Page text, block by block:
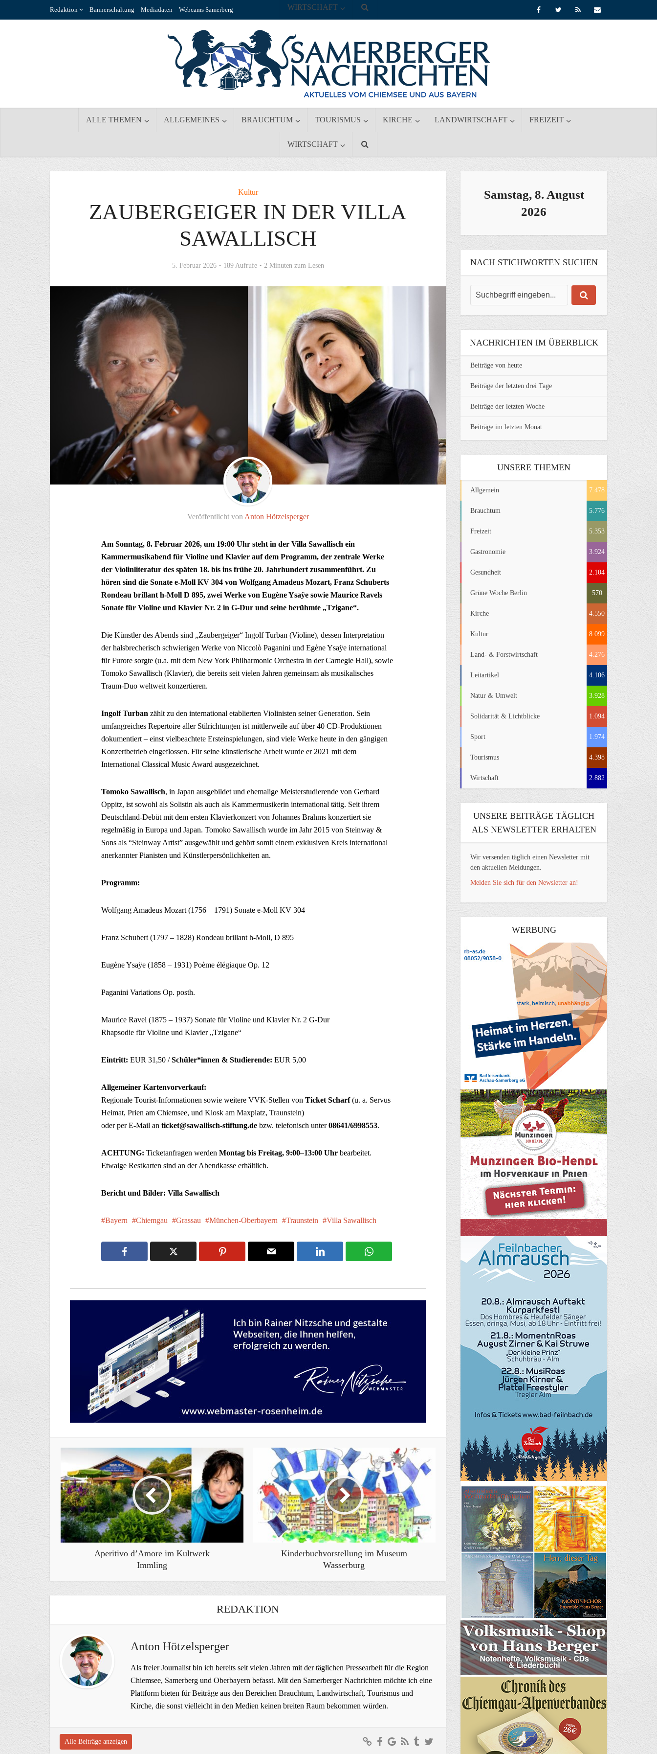
Redaktion Bannerschaltung Mediadaten Webcams Samerberg
ALLE THEMEN ALLGEMEINES BRAUCHTUM TOURISMUS KIRCHE LANDWIRTSCHAFT FREIZEIT
WIRTSCHAFT
WIRTSCHAFT
Kultur
ZAUBERGEIGER IN DER VILLA
SAWALLISCH
5. Februar 2026 189 Aufrufe 2 Minuten zum Lesen
Veröffentlicht von Anton Hötzelsperger
Am Sonntag, 8. Februar 2026, um 19:00 Uhr steht in der Villa Sawallisch ein
Kammermusikabend für Violine und Klavier auf dem Programm, der zentrale Werke
der Violinliteratur des späten 18. bis ins frühe 20. Jahrhundert zusammenführt. Zu
hören sind die Sonate e-Moll KV 304 von Wolfgang Amadeus Mozart, Franz Schuberts
Rondeau brillant h-Moll D 895, zwei Werke von Eugène Ysaÿe sowie Maurice Ravels
Sonate für Violine und Klavier Nr. 2 in G-Dur und seine berühmte „Tzigane“.
Die Künstler des Abends sind „Zaubergeiger“ Ingolf Turban (Violine), dessen Interpretation
der halsbrecherisch schwierigen Werke von Niccolò Paganini und Egène Ysaÿe international
für Furore sorgte (u.a. mit dem New York Philharmonic Orchestra in der Carnegie Hall), sowie
Tomoko Sawallisch (Klavier), die bereits seit vielen Jahren gemeinsam als musikalisches
Traum-Duo weltweit konzertieren.
Ingolf Turban zählt zu den international etablierten Violinisten seiner Generation. Sein
umfangreiches Repertoire aller Stilrichtungen ist mittlerweile auf über 40 CD-Produktionen
dokumentiert – einst vielbeachtete Ersteinspielungen, sind viele Werke heute in den gängigen
Konzertbetrieb eingeflossen. Für seine künstlerische Arbeit wurde er 2021 mit dem
International Classical Music Award ausgezeichnet.
Tomoko Sawallisch, in Japan ausgebildet und ehemalige Meisterstudierende von Gerhard
Oppitz, ist sowohl als Solistin als auch als Kammermusikerin international tätig. Seit ihrem
Deutschland-Debüt mit dem ersten Klavierkonzert von Johannes Brahms konzertiert sie
regelmäßig in Europa und Japan. Tomoko Sawallisch wurde im Jahr 2015 von Steinway &
Sons als “Steinway Artist” ausgewählt und gehört somit einem exklusiven Kreis international
anerkannter Pianisten und Künstlerpersönlichkeiten an.
Programm:
Wolfgang Amadeus Mozart (1756 – 1791) Sonate e-Moll KV 304
Franz Schubert (1797 – 1828) Rondeau brillant h-Moll, D 895
Eugène Ysaÿe (1858 – 1931) Poème élégiaque Op. 12
Paganini Variations Op. posth.
Maurice Ravel (1875 – 1937) Sonate für Violine und Klavier Nr. 2 G-Dur
Rhapsodie für Violine und Klavier „Tzigane“
Eintritt: EUR 31,50 /Schüler*innen & Studierende: EUR 5,00
Allgemeiner Kartenvorverkauf:
Regionale Tourist-Informationen sowie weitere VVK-Stellen von Ticket Scharf(u. a. Servus
Heimat, Prien am Chiemsee, und Kiosk am Maxplatz, Traunstein)
oder per E-Mail an ticket@sawallisch-stiftung.de bzw. telefonisch unter08641/6998553.
ACHTUNG: Ticketanfragen werden Montag bis Freitag, 9:00–13:00 Uhr bearbeitet.
Etwaige Restkarten sind an der Abendkasse erhältlich.
Bericht und Bilder: Villa Sawallisch
Bayern Chiemgau Grassau München-Oberbayern Traunstein Villa Sawallisch
Aperitivo d’Amore im Kultwerk
Immling
Kinderbuchvorstellung im Museum
Wasserburg
REDAKTION
Anton Hötzelsperger
Als freier Journalist bin ich bereits seit vielen Jahren mit der täglichen Pressearbeit für die Region
Chiemsee, Samerberg und Oberbayern befasst. Mit den Samerberger Nachrichten möchte ich eine
Plattform bieten für Beiträge aus den Bereichen Brauchtum, Landwirtschaft, Tourismus und
Kirche, die sonst vielleicht in den Medien keinen breiten Raum bekommen würden.
Alle Beiträge anzeigen
Samstag, 8. August
2026
NACH STICHWORTEN SUCHEN
NACHRICHTEN IM ÜBERBLICK
Beiträge von heute
Beiträge der letzten drei Tage
Beiträge der letzten Woche
Beiträge im letzten Monat
UNSERE THEMEN
Allgemein 7.478
Brauchtum 5.776
Freizeit 5.353
Gastronomie 3.924
Gesundheit 2.104
Grüne Woche Berlin 570
Kirche 4.550
Kultur 8.099
Land- & Forstwirtschaft 4.276
Leitartikel 4.106
Natur & Umwelt 3.928
Solidarität & Lichtblicke 1.094
Sport 1.974
Tourismus 4.398
Wirtschaft 2.882
UNSERE BEITRÄGE TÄGLICH
ALS NEWSLETTER ERHALTEN
Wir versenden täglich einen Newsletter mit
den aktuellen Meldungen.
Melden Sie sich für den Newsletter an!
WERBUNG